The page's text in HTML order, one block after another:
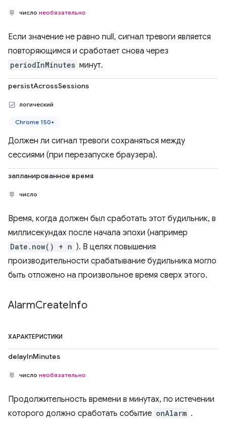
число необязательно
Если значение не равно null, сигнал тревоги является
повторяющимся и сработает снова через
periodInMinutes минут.
persistAcrossSessions
логический
Chrome 150+
Должен ли сигнал тревоги сохраняться между
сессиями (при перезапуске браузера).
запланированное время
число
Время, когда должен был сработать этот будильник, в
миллисекундах после начала эпохи (например
Date.now() + n ). В целях повышения
производительности срабатывание будильника могло
быть отложено на произвольное время сверх этого.
AlarmCreateInfo
ХАРАКТЕРИСТИКИ
delayInMinutes
число необязательно
Продолжительность времени в минутах, по истечении
которого должно сработать событие onAlarm .